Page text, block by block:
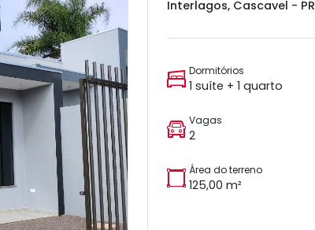
Interlagos, Cascavel - PR
Dormitórios
1 suíte + 1 quarto
Vagas
2
Área do terreno
125,00 m²